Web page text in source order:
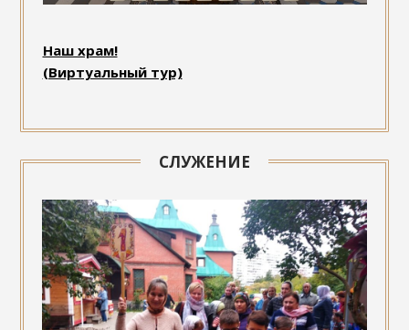
Наш храм!
(Виртуальный тур)
СЛУЖЕНИЕ